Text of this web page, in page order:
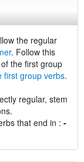
the regular
. Follow this
the first group
first group verbs.
regular, stem
that end in : -